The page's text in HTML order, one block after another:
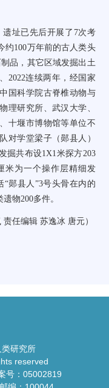
址已先后开展了 7次考
约100万年前的古人类头
品，其它区域发掘出土
2022连续两年，经国家
国科学院古脊椎动物与
理研究所、武汉大学、
十堰市博物馆等单位不
对学堂梁子（郧县人）
掘共布设1X1 米探方203
米为一个操作层精细发
“郧县人 ”3号头骨在内的
遗物200多件。
责任编辑 苏逸冰 唐元）
研究所
reserved
号：05002819